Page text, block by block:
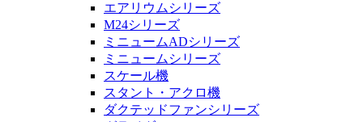
エアリウムシリーズ
M24シリーズ
ミニュームADシリーズ
ミニュームシリーズ
スケール機
スタント・アクロ機
ダクテッドファンシリーズ